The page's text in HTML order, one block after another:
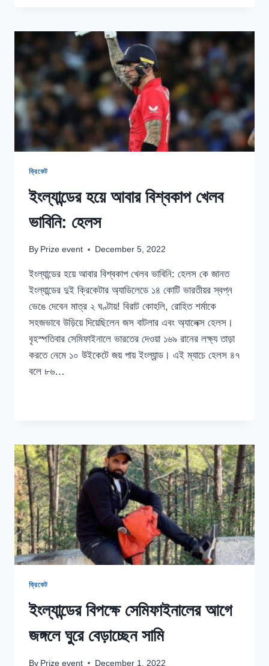
জানিয়েছেন
মুশফিক-
তাসকিন
ক্রিকেট
ইংল্যান্ডের হয়ে আবার বিশ্বকাপ খেলব
ভাবিনি: হেলস
By Prize event December 5, 2022
ইংল্যান্ডের হয়ে আবার বিশ্বকাপ খেলব ভাবিনি: হেলস কে জানত
ইংল্যান্ডের দুই ক্রিকেটার অ্যাডিলেডে ১৪ কোটি ভারতীয়র স্বপ্ন
ভেঙে দেবেন মাত্র ২ ঘণ্টায়! বিরাট কোহলি, রোহিত শর্মাকে
সহজভাবে উড়িয়ে দিয়েছিলেন জস বাটলার এবং অ্যালেক্স হেলস।
বৃহস্পতিবার সেমিফাইনালে ভারতের দেওয়া ১৬৯ রানের লক্ষ্য তাড়া
করতে নেমে ১০ উইকেটে জয় পায় ইংল্যান্ড। এই ম্যাচে হেলস ৪৭
বলে ৮৬…
খেলব
ভাবিনি:
হেলস
ক্রিকেট
ইংল্যান্ডের বিপক্ষে সেমিফাইনালের আগে
জঙ্গলে ঘুরে বেড়াচ্ছেন সামি
By Prize event December 1, 2022